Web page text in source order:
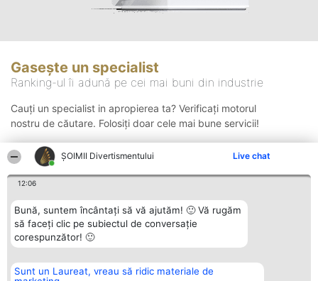
ŞOIMII Divertismentului Live chat
12:06
Bună, suntem încântați să vă ajutăm! 🙂 Vă rugăm
să faceți clic pe subiectul de conversație
corespunzător! 🙂
Sunt un Laureat, vreau să ridic materiale de
Gasește un specialist
Ranking-ul îi adună pe cei mai buni din industrie
Cauți un specialist in apropierea ta? Verificați motorul
nostru de căutare. Folosiți doar cele mai bune servicii!
Organizator Ranking Plebiscyt Contact